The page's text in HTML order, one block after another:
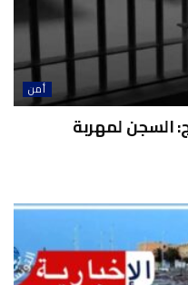
أمن
السجن لمهربة